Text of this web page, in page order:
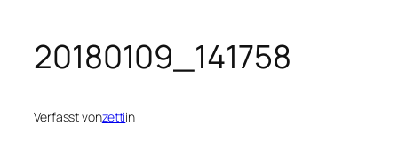
20180109_141758
Verfasst vonzettiin